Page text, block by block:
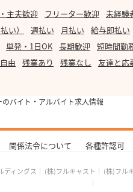
主夫歓迎 フリーター歓迎 未経験
い） 週払い 月払い 給与即払い
単発・1日OK 長期歓迎 短時間勤
由 残業あり 残業なし 友達と応
のバイト・アルバイト求人情報
関係法令について 各種許認可
ディングス ｜ (株)フルキャスト ｜ (株)フル
｜